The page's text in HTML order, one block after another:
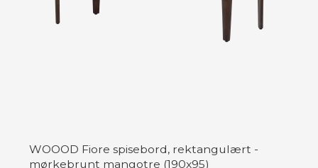
WOOOD Fiore spisebord, rektangulært -
mørkebrunt mangotre (190x95)